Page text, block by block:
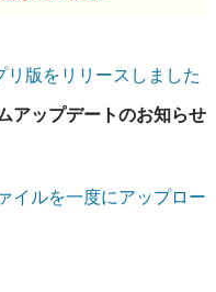
リ版をリリースしました
アップデートのお知らせ
イルを一度にアップロー